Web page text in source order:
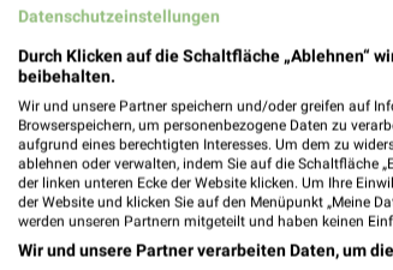
Datenschutzeinstellungen
Durch Klicken auf die Schaltfläche „Ablehnen“
beibehalten.
Wir und unsere Partner speichern und/oder greifen auf
Browserspeichern, um personenbezogene Daten zu
aufgrund eines berechtigten Interesses. Um dem zu
ablehnen oder verwalten, indem Sie auf die Schaltfläche
der linken unteren Ecke der Website klicken. Um Ihre
der Website und klicken Sie auf den Menüpunkt „Meine
werden unseren Partnern mitgeteilt und haben keinen
Wir und unsere Partner verarbeiten Daten, um